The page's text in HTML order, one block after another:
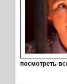
посмотреть